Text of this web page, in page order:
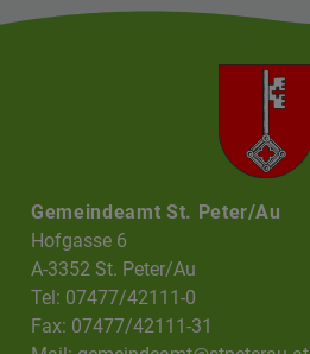
Gemeindeamt St. Peter/Au
Hofgasse 6
A-3352 St. Peter/Au
Tel: 07477/42111-0
Fax: 07477/42111-31